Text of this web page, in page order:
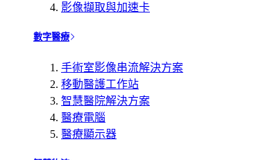
影像擷取與加速卡
數字醫療
手術室影像串流解決方案
移動醫護工作站
智慧醫院解決方案
醫療電腦
醫療顯示器